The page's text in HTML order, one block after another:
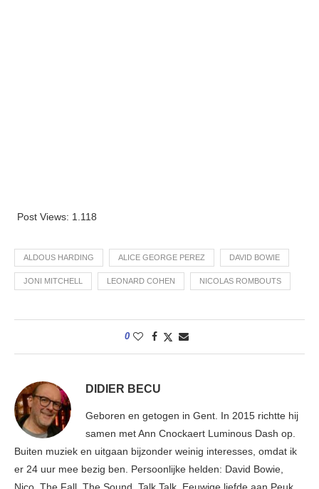
Post Views: 1.118
ALDOUS HARDING ALICE GEORGE PEREZ DAVID BOWIE
JONI MITCHELL LEONARD COHEN NICOLAS ROMBOUTS
0
DIDIER BECU
Geboren en getogen in Gent. In 2015 richtte hij
samen met Ann Cnockaert Luminous Dash op.
Buiten muziek en uitgaan bijzonder weinig interesses, omdat ik
er 24 uur mee bezig ben. Persoonlijke helden: David Bowie,
Nico, The Fall, The Sound, Talk Talk. Eeuwige liefde aan Peuk,